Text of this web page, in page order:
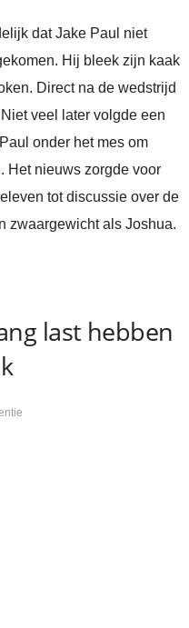
dat Jake Paul niet
Hij bleek zijn kaak
Direct na de wedstrijd
veel later volgde een
onder het mes om
Het nieuws zorgde voor
tot discussie over de
zwaargewicht als Joshua.
last hebben